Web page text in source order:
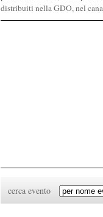
distribuiti nella GDO, nel
cerca evento